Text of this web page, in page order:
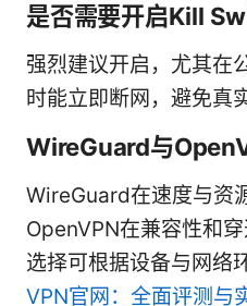
是否需要开启Kill
强烈建议开启，尤其在
时能立即断网，避免真
WireGuard与
WireGuard在速度与资
OpenVPN在兼容性和
选择可根据设备与网络
VPN官网：全面评测与